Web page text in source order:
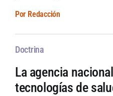
Por Redacción
Doctrina
La agencia
tecnologías de